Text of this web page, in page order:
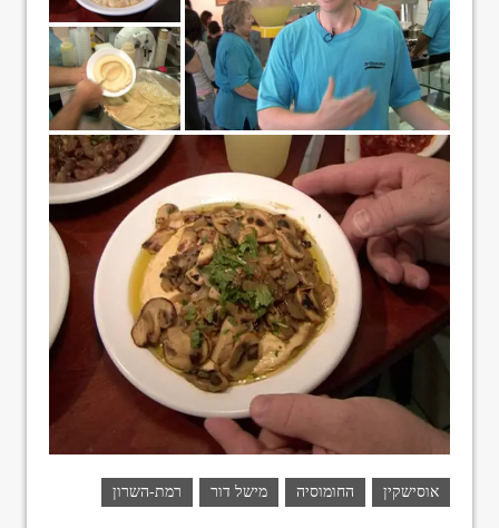
אוסישקין החומוסיה מישל דור רמת-השרון